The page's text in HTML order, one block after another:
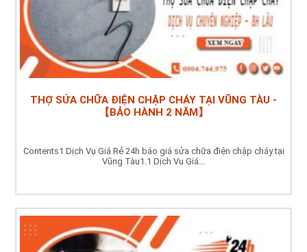
THỢ SỬA CHỮA ĐIỆN CHẬP CHÁY TẠI VŨNG TÀU -
【BẢO HÀNH 2 NĂM】
Contents1 Dịch Vụ Giá Rẻ 24h báo giá sửa chữa điện chập cháy tại
Vũng Tàu1.1 Dịch Vụ Giá...